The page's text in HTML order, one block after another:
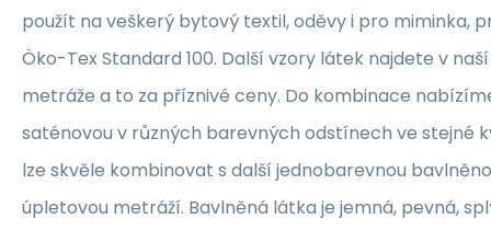
použít na veškerý bytový textil, oděvy i pro miminka,
Öko-Tex Standard 100. Další vzory látek najdete v
metráže a to za příznivé ceny. Do kombinace
saténovou v různých barevných odstínech ve stejné
lze skvěle kombinovat s další jednobarevnou
úpletovou metráží. Bavlněná látka je jemná, pevná,